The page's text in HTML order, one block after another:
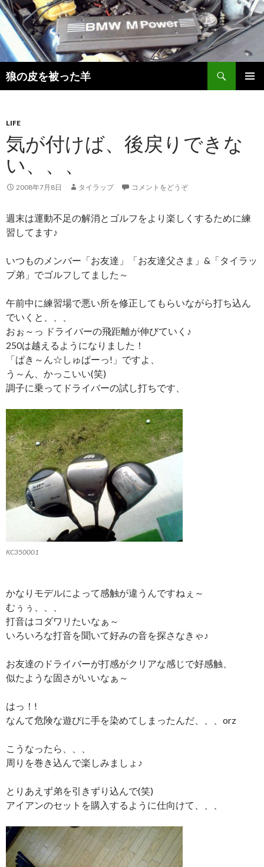
狼の皮を被った羊
検
索
ン
ツ
へ
移
動
LIFE
気が付けば、後戻りできな
い、、、
2008年7月8日 タイラップ コメントをどうぞ
週末は運動不足の解消とゴルフをより楽しくするために練
習してます♪
いつものメンバー「お友達」「お友達父さま」&「タイラッ
プ弟」でゴルフしてました～
午前中に練習場で悪い所を修正してもらいながら打ち込ん
でいくと、、、
おぉ～っ ドライバーの飛距離が伸びていく♪
250は越えるようになりました！
「ぱき～ん☆しゅぱーっ!」ですよ、
う～ん、かっこいい(笑)
調子に乗ってドライバーの試し打ちです、
KC350001
かなりモデルによって感触が違うんですねぇ～
むぅぅ、、、
打音はコダワリたいなぁ～
いろいろな打音を聞いて好みの音を探さなきゃ♪
お友達のドライバーが打感がクリアな感じで好感触、
似たような固さがいいなぁ～
はっ！!
なんて危険な遊びに手を染めてしまったんだ、、、orz
こうなったら、、、
周りを巻き込んで楽しみましょ♪
とりあえず弟を引きずり込んで(笑)
アイアンのセットを購入するように仕向けて、、、